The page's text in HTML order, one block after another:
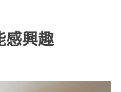
感興趣